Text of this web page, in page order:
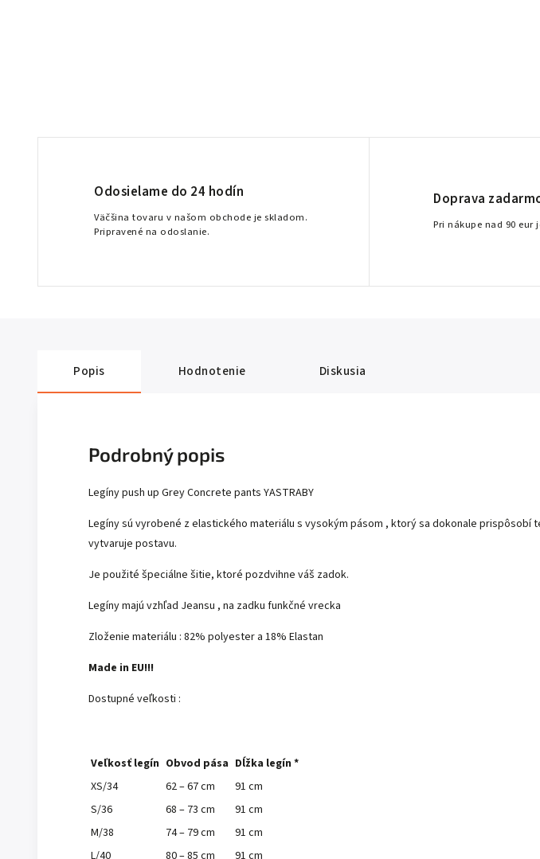
Odosielame do 24 hodín
Väčšina tovaru v našom obchode je skladom.
Pripravené na odoslanie.
Doprava
Pri nákupe nad 90
Popis Hodnotenie Diskusia
Podrobný popis
Legíny push up Grey Concrete pants YASTRABY
Legíny sú vyrobené z elastického materiálu s vysokým pásom , ktorý sa dokonale prispôsobí
vytvaruje postavu.
Je použité špeciálne šitie, ktoré pozdvihne váš zadok.
Legíny majú vzhľad Jeansu , na zadku funkčné vrecka
Zloženie materiálu : 82% polyester a 18% Elastan
Made in EU!!!
Dostupné veľkosti :
Veľkosť legín Obvod pása Dĺžka legín *
XS/34
62 – 67 cm
91 cm
S/36
68 – 73 cm
91 cm
M/38
74 – 79 cm
91 cm
L/40
80 – 85 cm
91 cm